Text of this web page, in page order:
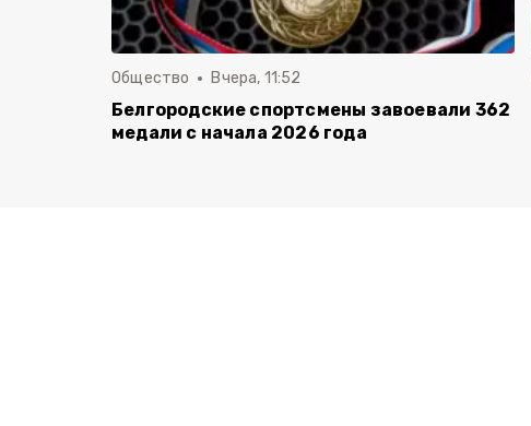
Общество Вчера, 11:52
Белгородские спортсмены завоевали 362
медали с начала 2026 года